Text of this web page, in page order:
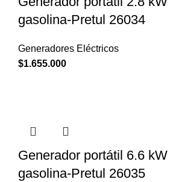
gasolina-Pretul 26034
Generadores Eléctricos
$1.655.000
Generador portátil 6.6
gasolina-Pretul 26035